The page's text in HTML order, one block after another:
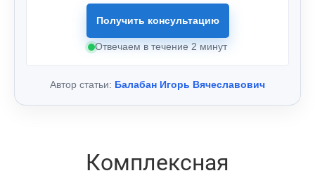
Получить консультацию
Отвечаем в течение 2 минут
Автор статьи: Балабан Игорь Вячеславович
Комплексная